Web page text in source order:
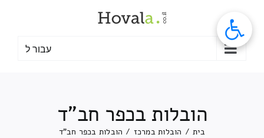
עבור ל
הובלות בכפר חב"ד
בית / הובלות במרכז / הובלות בכפר חב"ד